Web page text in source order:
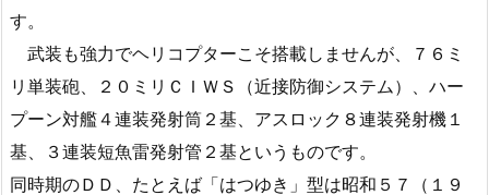
す。
武装も強力でヘリコプターこそ搭載しませんが、７６ミ
リ単装砲、２０ミリＣＩＷＳ（近接防御システム）、ハー
プーン対艦４連装発射筒２基、アスロック８連装発射機１
基、３連装短魚雷発射管２基というものです。
同時期のＤＤ、たとえば「はつゆき」型は昭和５７（１９